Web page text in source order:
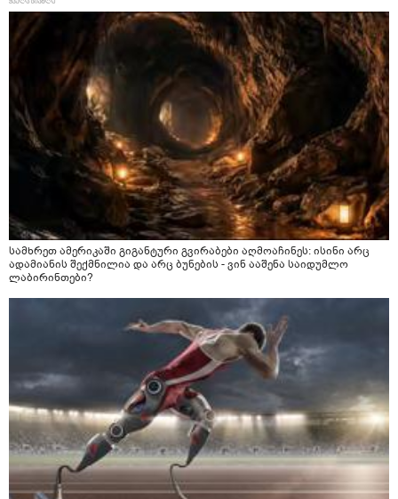
სამხრეთ ამერიკაში გიგანტური გვირაბები აღმოაჩინეს: ისინი არც
ადამიანის შექმნილია და არც ბუნების - ვინ ააშენა საიდუმლო
ლაბირინთები?